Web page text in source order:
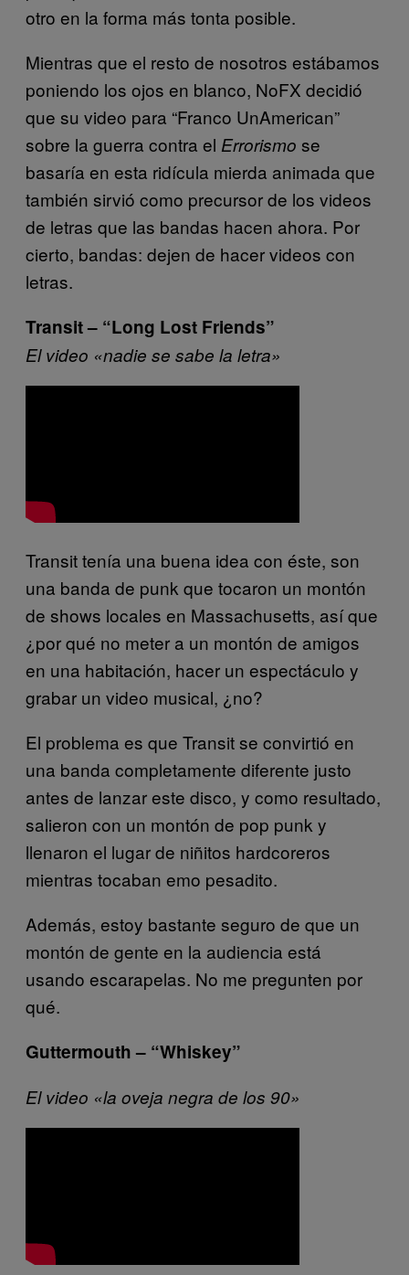
otro en la forma más tonta posible.
Mientras que el resto de nosotros estábamos
poniendo los ojos en blanco, NoFX decidió
que su video para “Franco UnAmerican”
sobre la guerra contra el Errorismo se
basaría en esta ridícula mierda animada que
también sirvió como precursor de los videos
de letras que las bandas hacen ahora. Por
cierto, bandas: dejen de hacer videos con
letras.
Transit – “Long Lost Friends”
El video «nadie se sabe la letra»
Transit tenía una buena idea con éste, son
una banda de punk que tocaron un montón
de shows locales en Massachusetts, así que
¿por qué no meter a un montón de amigos
en una habitación, hacer un espectáculo y
grabar un video musical, ¿no?
El problema es que Transit se convirtió en
una banda completamente diferente justo
antes de lanzar este disco, y como resultado,
salieron con un montón de pop punk y
llenaron el lugar de niñitos hardcoreros
mientras tocaban emo pesadito.
Además, estoy bastante seguro de que un
montón de gente en la audiencia está
usando escarapelas. No me pregunten por
qué.
Guttermouth – “Whiskey”
El video «la oveja negra de los 90»